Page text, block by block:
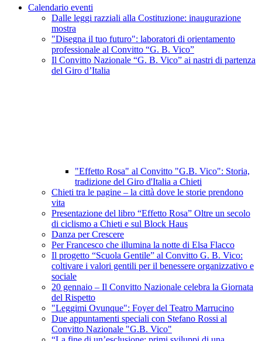
Calendario eventi
Dalle leggi razziali alla Costituzione: inaugurazione
mostra
"Disegna il tuo futuro": laboratori di orientamento
professionale al Convitto “G. B. Vico”
Il Convitto Nazionale “G. B. Vico” ai nastri di partenza
del Giro d’Italia
"Effetto Rosa" al Convitto "G.B. Vico": Storia,
tradizione del Giro d'Italia a Chieti
Chieti tra le pagine – la città dove le storie prendono
vita
Presentazione del libro “Effetto Rosa” Oltre un secolo
di ciclismo a Chieti e sul Block Haus
Danza per Crescere
Per Francesco che illumina la notte di Elsa Flacco
Il progetto “Scuola Gentile” al Convitto G. B. Vico:
coltivare i valori gentili per il benessere organizzativo e
sociale
20 gennaio – Il Convitto Nazionale celebra la Giornata
del Rispetto
"Leggimi Ovunque": Foyer del Teatro Marrucino
Due appuntamenti speciali con Stefano Rossi al
Convitto Nazionale "G.B. Vico"